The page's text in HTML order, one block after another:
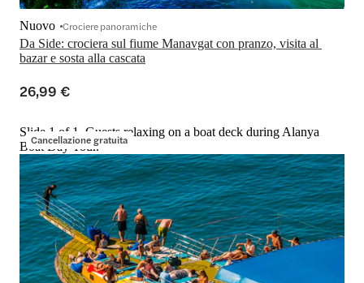
Da Side: crociera sul fiume Manavgat con pranzo, visita al
bazar e sosta alla cascata
Nuovo Crociere panoramiche
26,99 €
Cancellazione gratuita
Slide 1 of 1, Guests relaxing on a boat deck during Alanya
Boat Day Tour.